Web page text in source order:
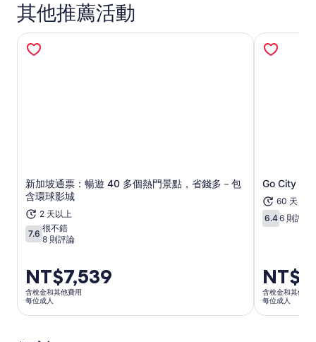
其他推薦活動
新加坡通票：暢遊 40 多個熱門景點，省錢多－包
含環球影城
2 天以上
7.67.6 分，滿分 10 分
很不錯
8 則評論
價
格
為
NT$7,539
NT$7,539
含稅金和其他費用
每位成人
在新分頁中開啟 Go City：
60 天
6.46.4 分，滿
6 則評論
價
格
為
NT$2,496
含稅金和其他費
每位成人